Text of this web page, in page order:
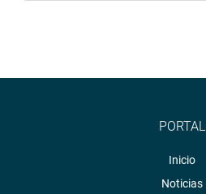
PORTAL
Inicio
Noticias